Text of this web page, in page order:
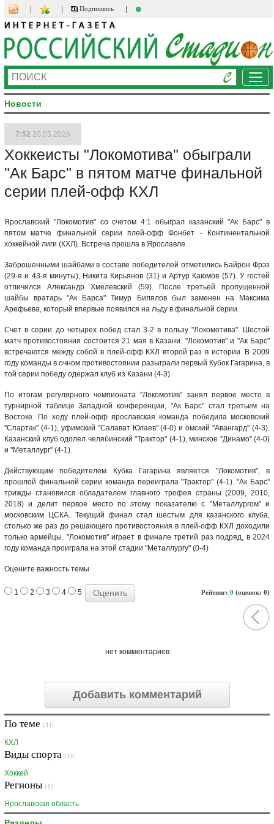
Подпишись
Новости
7:52 20.05.2026
Хоккеисты "Локомотива" обыграли
"Ак Барс" в пятом матче финальной
серии плей-офф КХЛ
Ярославский "Локомотив" со счетом 4:1 обыграл казанский "Ак Барс" в
пятом матче финальной серии плей-офф Фонбет - Континентальной
хоккейной лиги (КХЛ). Встреча прошла в Ярославле.
Заброшенными шайбами в составе победителей отметились Байрон Фрэз
(29-я и 43-я минуты), Никита Кирьянов (31) и Артур Каюмов (57). У гостей
отличился Александр Хмелевский (59). После третьей пропущенной
шайбы вратарь "Ак Барса" Тимур Билялов был заменен на Максима
Арефьева, который впервые появился на льду в финальной серии.
Счет в серии до четырех побед стал 3-2 в пользу "Локомотива". Шестой
матч противостояния состоится 21 мая в Казани. "Локомотив" и "Ак Барс"
встречаются между собой в плей-офф КХЛ второй раз в истории. В 2009
году команды в очном противостоянии разыграли первый Кубок Гагарина, в
той серии победу одержал клуб из Казани (4-3).
По итогам регулярного чемпионата "Локомотив" занял первое место в
турнирной таблице Западной конференции, "Ак Барс" стал третьим на
Востоке. По ходу плей-офф ярославская команда победила московский
"Спартак" (4-1), уфимский "Салават Юлаев" (4-0) и омский "Авангард" (4-3).
Казанский клуб одолел челябинский "Трактор" (4-1), минское "Динамо" (4-0)
и "Металлург" (4-1).
Действующим победителем Кубка Гагарина является "Локомотив", в
прошлой финальной серии команда переиграла "Трактор" (4-1). "Ак Барс"
трижды становился обладателем главного трофея страны (2009, 2010,
2018) и делит первое место по этому показателю с "Металлургом" и
московским ЦСКА. Текущий финал стал шестым для казанского клуба,
столько же раз до решающего противостояния в плей-офф КХЛ доходили
только армейцы. "Локомотив" играет в финале третий раз подряд, в 2024
году команда проиграла на этой стадии "Металлургу" (0-4)
Оцените важность темы
Рейтинг: 0 (оценок: 0)
1 2 3 4 5
нет комментариев
Добавить комментарий
По теме (1):
КХЛ
Виды спорта (1):
Хоккей
Регионы (1):
Ярославская область